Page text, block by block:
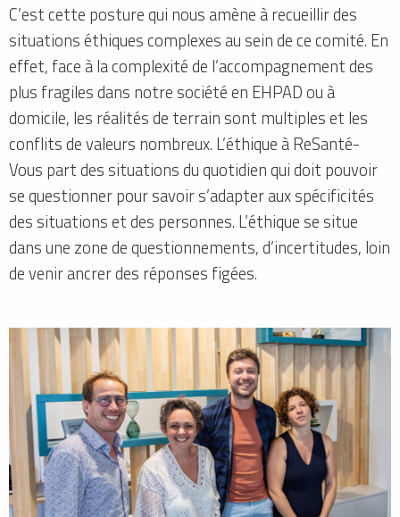
C’est cette posture qui nous amène à recueillir des
situations éthiques complexes au sein de ce comité. En
effet, face à la complexité de l’accompagnement des
plus fragiles dans notre société en EHPAD ou à
domicile, les réalités de terrain sont multiples et les
conflits de valeurs nombreux. L’éthique à ReSanté-
Vous part des situations du quotidien qui doit pouvoir
se questionner pour savoir s’adapter aux spécificités
des situations et des personnes. L’éthique se situe
dans une zone de questionnements, d’incertitudes, loin
de venir ancrer des réponses figées.